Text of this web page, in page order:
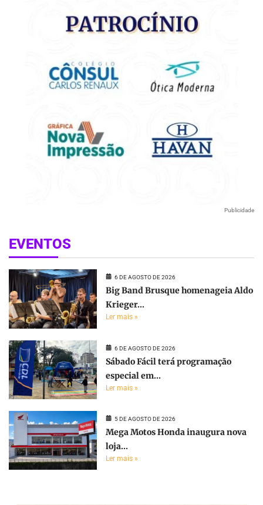
Publicidade
EVENTOS
6 DE AGOSTO DE 2026
Big Band Brusque homenageia Aldo
Krieger...
Ler mais »
6 DE AGOSTO DE 2026
Sábado Fácil terá programação
especial em...
Ler mais »
5 DE AGOSTO DE 2026
Mega Motos Honda inaugura nova
loja...
Ler mais »